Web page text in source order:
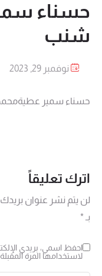
حسناء
شنب
نوفمبر 29, 2023
حسناء سمير
اترك تعليقاً
لن يتم نشر عنوان بريدك
بـ *
احفظ اسمي، بريدي
لاستخدامها المرة